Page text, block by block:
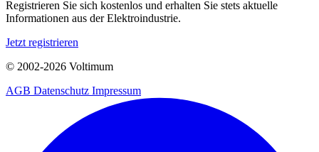
Registrieren Sie sich kostenlos und erhalten Sie stets aktuelle
Informationen aus der Elektroindustrie.
Jetzt registrieren
© 2002-2026 Voltimum
AGB Datenschutz Impressum